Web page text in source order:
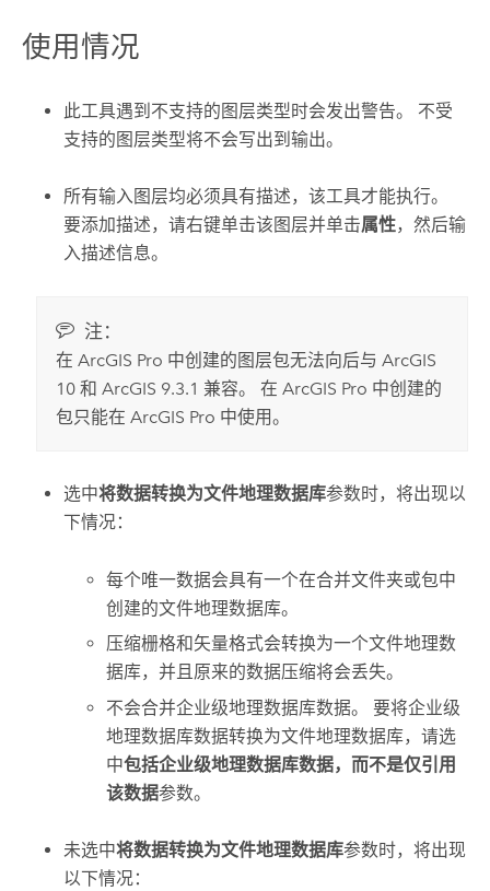
使用情况
此工具遇到不支持的图层类型时会发出警告。 不受
支持的图层类型将不会写出到输出。
所有输入图层均必须具有描述，该工具才能执行。
要添加描述，请右键单击该图层并单击属性，然后输
入描述信息。
注：
在ArcGIS Pro 中创建的图层包无法向后与 ArcGIS
10 和 ArcGIS 9.3.1 兼容。 在ArcGIS Pro 中创建的
包只能在ArcGIS Pro 中使用。
选中将数据转换为文件地理数据库参数时，将出现以
下情况：
每个唯一数据会具有一个在合并文件夹或包中
创建的文件地理数据库。
压缩栅格和矢量格式会转换为一个文件地理数
据库，并且原来的数据压缩将会丢失。
不会合并企业级地理数据库数据。 要将企业级
地理数据库数据转换为文件地理数据库，请选
中包括企业级地理数据库数据，而不是仅引用
该数据参数。
未选中将数据转换为文件地理数据库参数时，将出现
以下情况：